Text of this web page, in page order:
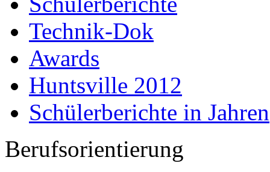
Technik-Dok
Awards
Huntsville 2012
Schülerberichte in Jahren
Berufsorientierung